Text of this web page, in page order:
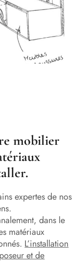
mobilier
expertes de nos
dans le
matériaux
L’installation
et de